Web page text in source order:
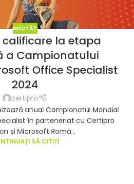
NOUTĂȚI
calificare la etapa
a Campionatului
Office Specialist
2024
certipro
anual Campionatul Mondial
în parteneriat cu Certipro
și Microsoft Româ...
SĂ CITIȚI